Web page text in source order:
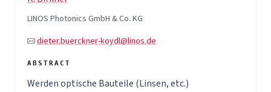
LINOS Photonics GmbH & Co. KG
dieter.buerckner-koydl@linos.de
Werden optische Bauteile (Linsen, etc.)